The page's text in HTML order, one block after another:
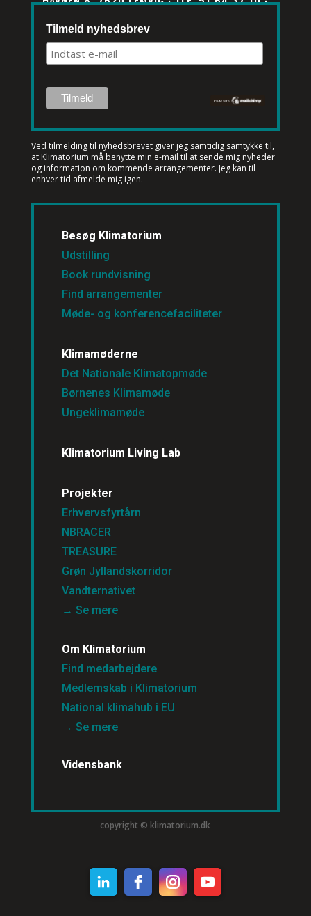
INFO@KLIMATORIUM.DK
Tilmeld nyhedsbrev
Ved tilmelding til nyhedsbrevet giver jeg samtidig samtykke til,
at Klimatorium må benytte min e-mail til at sende mig nyheder
og information om kommende arrangementer. Jeg kan til
enhver tid afmelde mig igen.
Besøg Klimatorium
Udstilling
Book rundvisning
Find arrangementer
Møde- og konferencefaciliteter
Klimamøderne
Det Nationale Klimatopmøde
Børnenes Klimamøde
Ungeklimamøde
Klimatorium Living Lab
Projekter
Erhvervsfyrtårn
NBRACER
TREASURE
Grøn Jyllandskorridor
Vandternativet
→ Se mere
Om Klimatorium
Find medarbejdere
Medlemskab i Klimatorium
National klimahub i EU
→ Se mere
Vidensbank
copyright © klimatorium.dk